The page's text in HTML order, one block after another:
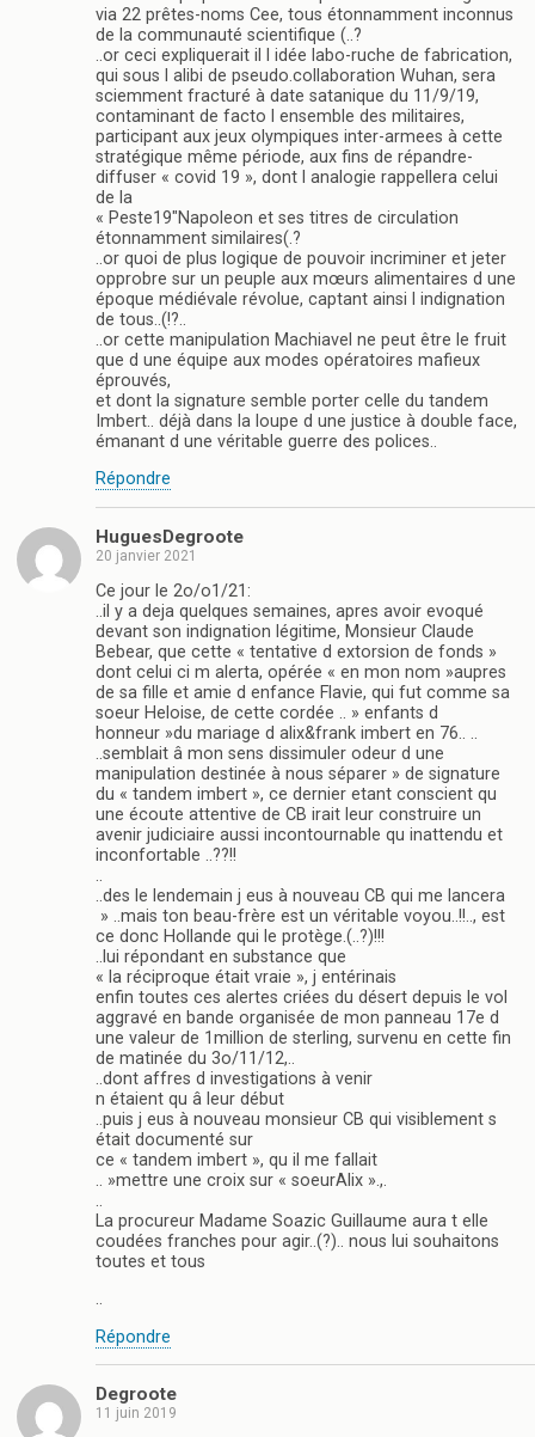
via 22 prêtes-noms Cee, tous étonnamment inconnus
de la communauté scientifique (..?
..or ceci expliquerait il l idée labo-ruche de fabrication,
qui sous l alibi de pseudo.collaboration Wuhan, sera
sciemment fracturé à date satanique du 11/9/19,
contaminant de facto l ensemble des militaires,
participant aux jeux olympiques inter-armees à cette
stratégique même période, aux fins de répandre-
diffuser « covid 19 », dont l analogie rappellera celui
de la
« Peste19″Napoleon et ses titres de circulation
étonnamment similaires(.?
..or quoi de plus logique de pouvoir incriminer et jeter
opprobre sur un peuple aux mœurs alimentaires d une
époque médiévale révolue, captant ainsi l indignation
de tous..(!?..
..or cette manipulation Machiavel ne peut être le fruit
que d une équipe aux modes opératoires mafieux
éprouvés,
et dont la signature semble porter celle du tandem
Imbert.. déjà dans la loupe d une justice à double face,
émanant d une véritable guerre des polices..
Répondre
HuguesDegroote
20 janvier 2021
Ce jour le 2o/o1/21:
..il y a deja quelques semaines, apres avoir evoqué
devant son indignation légitime, Monsieur Claude
Bebear, que cette « tentative d extorsion de fonds »
dont celui ci m alerta, opérée « en mon nom »aupres
de sa fille et amie d enfance Flavie, qui fut comme sa
soeur Heloise, de cette cordée .. » enfants d
honneur »du mariage d alix&frank imbert en 76.. ..
..semblait â mon sens dissimuler odeur d une
manipulation destinée à nous séparer » de signature
du « tandem imbert », ce dernier etant conscient qu
une écoute attentive de CB irait leur construire un
avenir judiciaire aussi incontournable qu inattendu et
inconfortable ..??!!
..
..des le lendemain j eus à nouveau CB qui me lancera
» ..mais ton beau-frère est un véritable voyou..!!.., est
ce donc Hollande qui le protège.(..?)!!!
..lui répondant en substance que
« la réciproque était vraie », j entérinais
enfin toutes ces alertes criées du désert depuis le vol
aggravé en bande organisée de mon panneau 17e d
une valeur de 1million de sterling, survenu en cette fin
de matinée du 3o/11/12,..
..dont affres d investigations à venir
n étaient qu â leur début
..puis j eus à nouveau monsieur CB qui visiblement s
était documenté sur
ce « tandem imbert », qu il me fallait
.. »mettre une croix sur « soeurAlix ».,.
..
La procureur Madame Soazic Guillaume aura t elle
coudées franches pour agir..(?).. nous lui souhaitons
toutes et tous
..
Répondre
Degroote
11 juin 2019